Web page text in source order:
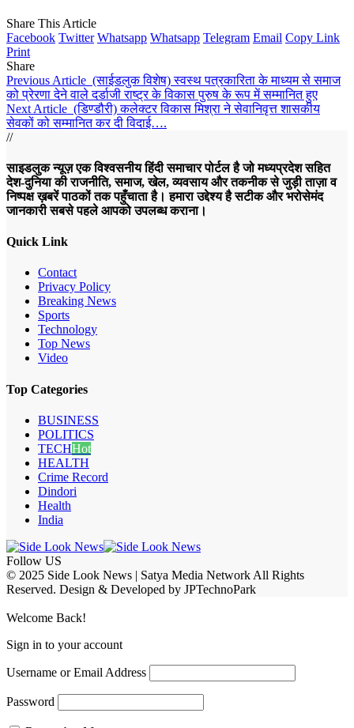
Share This Article
Facebook Twitter Whatsapp Whatsapp Telegram Email Copy Link
Print
Share
Previous Article (साईडलुक विशेष) स्वस्थ पत्रकारिता के माध्यम से समाज
को प्रेरणा देने वाले दर्डाजी राष्ट्र के विकास पुरुष के रूप में सम्मानित हुए
Next Article (डिण्डौरी) कलेक्टर विकास मिश्रा ने सेवानिवृत्त शासकीय
सेवकों को सम्मानित कर दी विदाई….
//
साइडलुक न्यूज़ एक विश्वसनीय हिंदी समाचार पोर्टल है जो मध्यप्रदेश सहित
देश-दुनिया की राजनीति, समाज, खेल, व्यवसाय और तकनीक से जुड़ी ताज़ा व
निष्पक्ष ख़बरें पाठकों तक पहुँचाता है। हमारा उद्देश्य है सटीक और भरोसेमंद
जानकारी सबसे पहले आपको उपलब्ध कराना।
Quick Link
Contact
Privacy Policy
Breaking News
Sports
Technology
Top News
Video
Top Categories
BUSINESS
POLITICS
TECHHot
HEALTH
Crime Record
Dindori
Health
India
Follow US
© 2025 Side Look News | Satya Media Network All Rights
Reserved. Design & Developed by JPTechnoPark
Welcome Back!
Sign in to your account
Username or Email Address
Password